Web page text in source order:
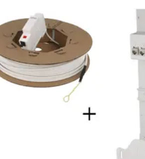
OptimisationÉquipement
fibre
TendancesComprendre la Fibre
Fibre Internet Maison